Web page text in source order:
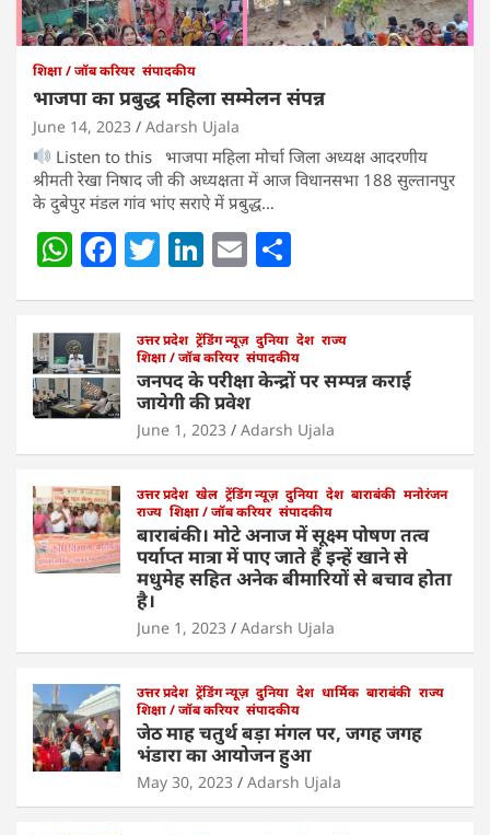
शिक्षा / जॉब करियर संपादकीय
भाजपा का प्रबुद्ध महिला सम्मेलन संपन्न
June 14, 2023 Adarsh Ujala
Listen to this भाजपा महिला मोर्चा जिला अध्यक्ष आदरणीय
श्रीमती रेखा निषाद जी की अध्यक्षता में आज विधानसभा 188 सुल्तानपुर
के दुबेपुर मंडल गांव भांए सराऐ में प्रबुद्ध…
W
s
A
p
p
F
e
b
o
o
k
T
er
Li
e
dI
n
E
l e
उत्तर प्रदेश ट्रेंडिंग न्यूज़ दुनिया देश राज्य
शिक्षा / जॉब करियर संपादकीय
जनपद के परीक्षा केन्द्रों पर सम्पन्न कराई
जायेगी की प्रवेश
June 1, 2023 Adarsh Ujala
उत्तर प्रदेश खेल ट्रेंडिंग न्यूज़ दुनिया देश बाराबंकी मनोरंजन
राज्य शिक्षा / जॉब करियर संपादकीय
बाराबंकी। मोटे अनाज में सूक्ष्म पोषण तत्व
पर्याप्त मात्रा में पाए जाते हैं इन्हें खाने से
मधुमेह सहित अनेक बीमारियों से बचाव होता
है।
June 1, 2023 Adarsh Ujala
उत्तर प्रदेश ट्रेंडिंग न्यूज़ दुनिया देश धार्मिक बाराबंकी राज्य
शिक्षा / जॉब करियर संपादकीय
जेठ माह चतुर्थ बड़ा मंगल पर, जगह जगह
भंडारा का आयोजन हुआ
May 30, 2023 Adarsh Ujala